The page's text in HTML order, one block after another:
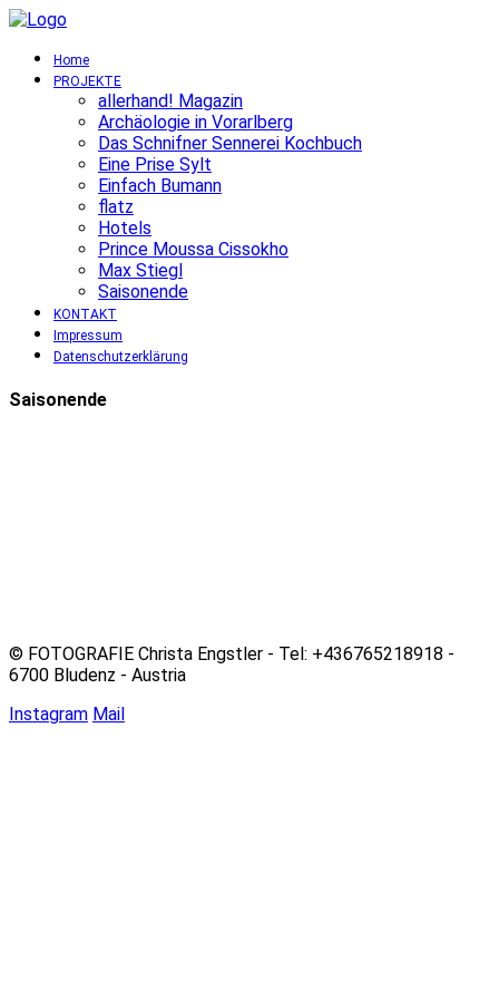
Home
PROJEKTE
allerhand! Magazin
Archäologie in Vorarlberg
Das Schnifner Sennerei Kochbuch
Eine Prise Sylt
Einfach Bumann
flatz
Hotels
Prince Moussa Cissokho
Max Stiegl
Saisonende
KONTAKT
Impressum
Datenschutzerklärung
Saisonende
© FOTOGRAFIE Christa Engstler - Tel: +436765218918 -
6700 Bludenz - Austria
Instagram Mail